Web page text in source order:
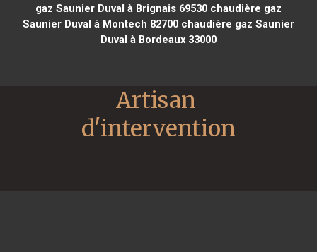
gaz Saunier Duval à Brignais 69530chaudière gaz
Saunier Duval à Montech 82700chaudière gaz Saunier
Duval à Bordeaux 33000
Artisan
d'intervention